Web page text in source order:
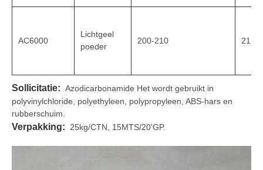
AC6000
Lichtgeel
poeder
200-210 215-
Sollicitatie: Azodicarbonamide Het wordt gebruikt in
polyvinylchloride, polyethyleen, polypropyleen, ABS-hars en
rubberschuim.
Verpakking: 25kg/CTN, 15MTS/20'GP.